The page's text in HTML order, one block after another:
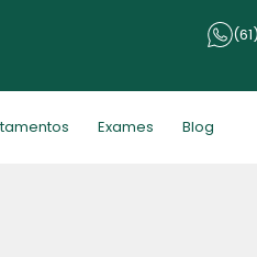
Exames Blog